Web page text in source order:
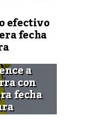
efectivo
fecha
a
con
fecha